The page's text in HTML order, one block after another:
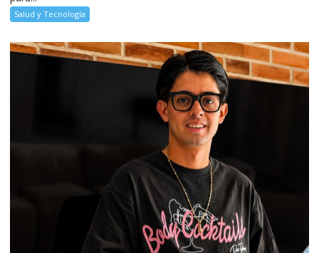
Salud y Tecnología